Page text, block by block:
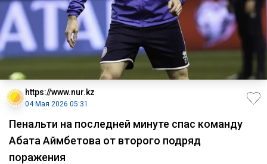
https://www.nur.kz
04 Мая 2026 05:31
Пенальти на последней минуте спас команду
Абата Аймбетова от второго подряд
поражения